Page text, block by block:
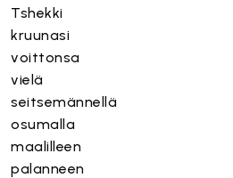
Tshekki
kruunasi
voittonsa
vielä
seitsemännellä
osumalla
maalilleen
palanneen